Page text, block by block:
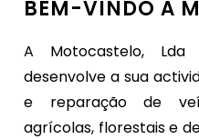
BEM-VINDO À
A Motocastelo,
desenvolve a sua
e reparação de
agrícolas, florestais e